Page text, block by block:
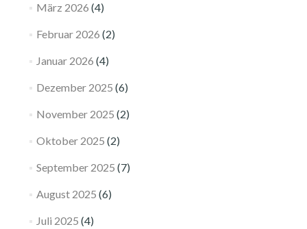
März 2026 (4)
Februar 2026 (2)
Januar 2026 (4)
Dezember 2025 (6)
November 2025 (2)
Oktober 2025 (2)
September 2025 (7)
August 2025 (6)
Juli 2025 (4)